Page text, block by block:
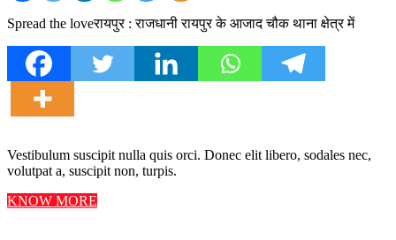
Spread the loveरायपुर : राजधानी रायपुर के आजाद चौक थाना क्षेत्र में
Vestibulum suscipit nulla quis orci. Donec elit libero, sodales nec,
volutpat a, suscipit non, turpis.
KNOW MORE